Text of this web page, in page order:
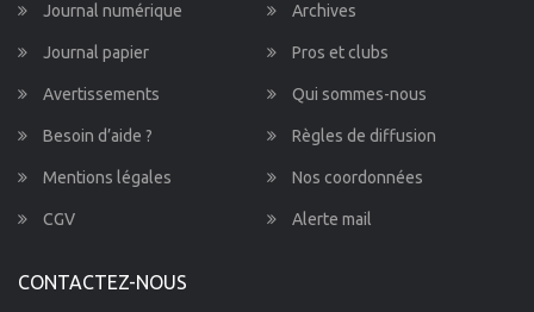
Journal numérique Archives
Journal papier Pros et clubs
Avertissements Qui sommes-nous
Besoin d’aide ? Règles de diffusion
Mentions légales Nos coordonnées
CGV Alerte mail
CONTACTEZ-NOUS